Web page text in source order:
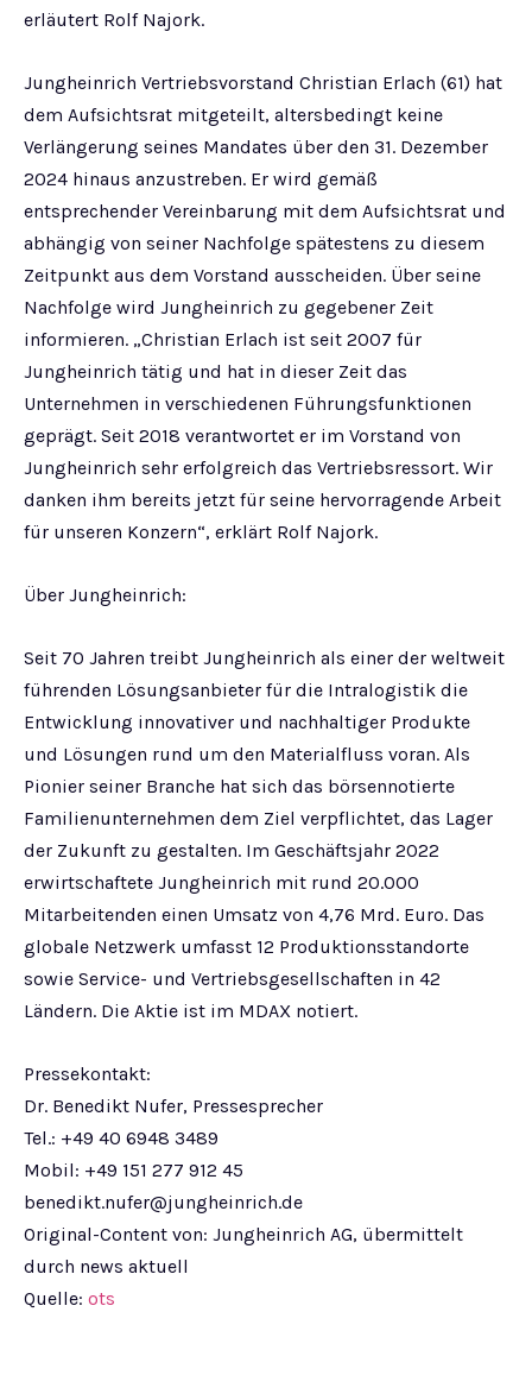
erläutert Rolf Najork.
Jungheinrich Vertriebsvorstand Christian Erlach (61) hat
dem Aufsichtsrat mitgeteilt, altersbedingt keine
Verlängerung seines Mandates über den 31. Dezember
2024 hinaus anzustreben. Er wird gemäß
entsprechender Vereinbarung mit dem Aufsichtsrat und
abhängig von seiner Nachfolge spätestens zu diesem
Zeitpunkt aus dem Vorstand ausscheiden. Über seine
Nachfolge wird Jungheinrich zu gegebener Zeit
informieren. „Christian Erlach ist seit 2007 für
Jungheinrich tätig und hat in dieser Zeit das
Unternehmen in verschiedenen Führungsfunktionen
geprägt. Seit 2018 verantwortet er im Vorstand von
Jungheinrich sehr erfolgreich das Vertriebsressort. Wir
danken ihm bereits jetzt für seine hervorragende Arbeit
für unseren Konzern“, erklärt Rolf Najork.
Über Jungheinrich:
Seit 70 Jahren treibt Jungheinrich als einer der weltweit
führenden Lösungsanbieter für die Intralogistik die
Entwicklung innovativer und nachhaltiger Produkte
und Lösungen rund um den Materialfluss voran. Als
Pionier seiner Branche hat sich das börsennotierte
Familienunternehmen dem Ziel verpflichtet, das Lager
der Zukunft zu gestalten. Im Geschäftsjahr 2022
erwirtschaftete Jungheinrich mit rund 20.000
Mitarbeitenden einen Umsatz von 4,76 Mrd. Euro. Das
globale Netzwerk umfasst 12 Produktionsstandorte
sowie Service- und Vertriebsgesellschaften in 42
Ländern. Die Aktie ist im MDAX notiert.
Pressekontakt:
Dr. Benedikt Nufer, Pressesprecher
Tel.: +49 40 6948 3489
Mobil: +49 151 277 912 45
benedikt.nufer@jungheinrich.de
Original-Content von: Jungheinrich AG, übermittelt
durch news aktuell
Quelle: ots